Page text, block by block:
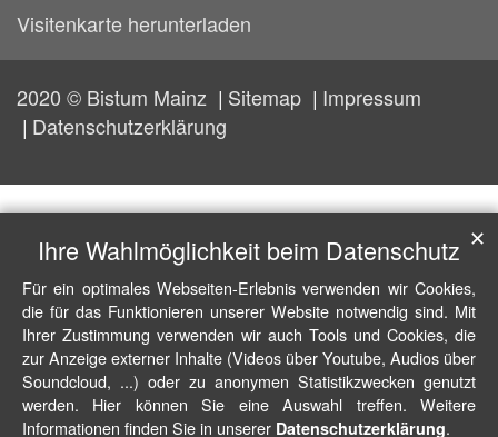
Visitenkarte herunterladen
2020 © Bistum Mainz Sitemap
Impressum
Datenschutzerklärung
Ihre Wahlmöglichkeit beim Datenschutz
Für ein optimales Webseiten-Erlebnis verwenden wir Cookies,
die für das Funktionieren unserer Website notwendig sind. Mit
Ihrer Zustimmung verwenden wir auch Tools und Cookies, die
zur Anzeige externer Inhalte (Videos über Youtube, Audios über
Soundcloud, ...) oder zu anonymen Statistikzwecken genutzt
werden. Hier können Sie eine Auswahl treffen. Weitere
Informationen finden Sie in unserer Datenschutzerklärung.
✕